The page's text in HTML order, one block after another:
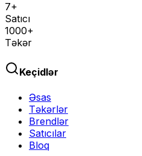
7+
Satıcı
1000+
Təkər
Keçidlər
Əsas
Təkərlər
Brendlər
Satıcılar
Bloq